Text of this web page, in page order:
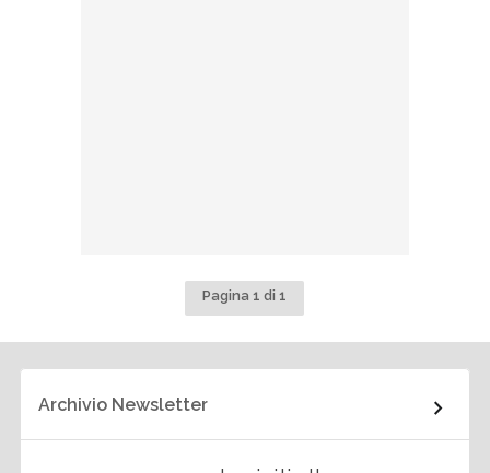
Pagina 1 di 1
Archivio Newsletter